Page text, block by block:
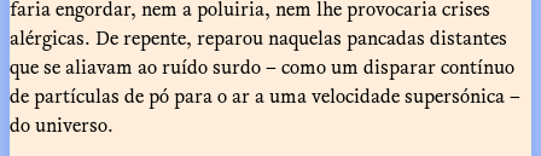
faria engordar, nem a poluiria, nem lhe provocaria crises
alérgicas. De repente, reparou naquelas pancadas distantes
que se aliavam ao ruído surdo – como um disparar contínuo
de partículas de pó para o ar a uma velocidade supersónica –
do universo.